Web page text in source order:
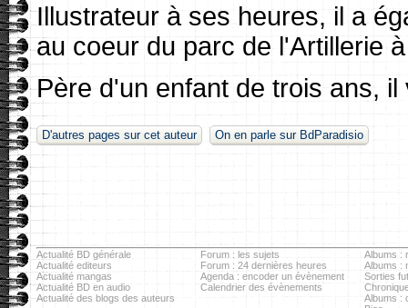
Illustrateur à ses heures, il a
au coeur du parc de l'Artillerie
Père d'un enfant de trois ans,
D'autres pages sur cet auteur On en parle sur BdParadisio
Actualité BD générale
Actualité editeurs
Actualité mangas
Actualité BD en audio
Actualité des blogs des auteurs
Forum : les sujets
Forum : 24 dernières heures
Agenda : encoder un évènement
Calendrier des évènements
Albums :
Albums :
Sorties
Albums :